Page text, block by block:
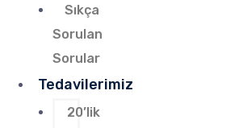
Sıkça
Sorulan
Sorular
Tedavilerimiz
20’lik